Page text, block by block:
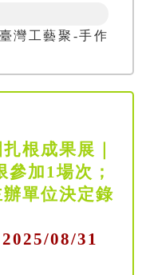
灣工藝聚-手作
根成果展｜
加1場次；
單位決定錄
08/31